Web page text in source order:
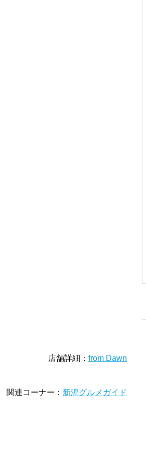
店舗詳細： from Dawn
関連コーナー： 新潟グルメガイド